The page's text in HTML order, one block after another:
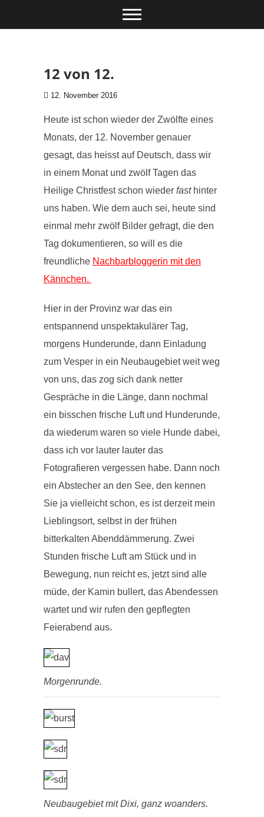
12 von 12.
12. November 2016
Heute ist schon wieder der Zwölfte eines
Monats, der 12. November genauer
gesagt, das heisst auf Deutsch, dass wir
in einem Monat und zwölf Tagen das
Heilige Christfest schon wieder fasthinter
uns haben. Wie dem auch sei, heute sind
einmal mehr zwölf Bilder gefragt, die den
Tag dokumentieren, so will es die
freundliche Nachbarbloggerin mit den
Kännchen.
Hier in der Provinz war das ein
entspannend unspektakulärer Tag,
morgens Hunderunde, dann Einladung
zum Vesper in ein Neubaugebiet weit weg
von uns, das zog sich dank netter
Gespräche in die Länge, dann nochmal
ein bisschen frische Luft und Hunderunde,
da wiederum waren so viele Hunde dabei,
dass ich vor lauter lauter das
Fotografieren vergessen habe. Dann noch
ein Abstecher an den See, den kennen
Sie ja vielleicht schon, es ist derzeit mein
Lieblingsort, selbst in der frühen
bitterkalten Abenddämmerung. Zwei
Stunden frische Luft am Stück und in
Bewegung, nun reicht es, jetzt sind alle
müde, der Kamin bullert, das Abendessen
wartet und wir rufen den gepflegten
Feierabend aus.
Morgenrunde.
Neubaugebiet mit Dixi, ganz woanders.